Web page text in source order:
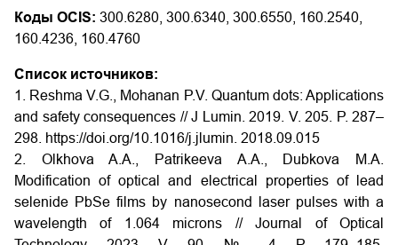
Коды OCIS: 300.6280, 300.6340, 300.6550, 160.2540,
160.4236, 160.4760
Список источников:
1. Reshma V.G., Mohanan P.V. Quantum dots: Applications
and safety consequences // J Lumin. 2019. V. 205. P. 287–
298. https://doi.org/10.1016/j.jlumin. 2018.09.015
2. Olkhova A.A., Patrikeeva A.A., Dubkova M.A.
Modification of optical and electrical properties of lead
selenide PbSe films by nanosecond laser pulses with a
wavelength of 1.064 microns // Journal of Optical